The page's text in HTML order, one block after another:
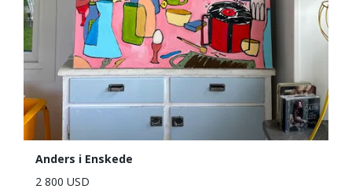
Anders i Enskede
2 800 USD